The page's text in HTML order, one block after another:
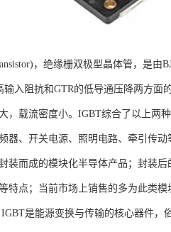
，绝缘栅双极型晶体管，是
入阻抗和GTR的低导通压降两方
，载流密度小。IGBT综合了以上两
器、开关电源、照明电路、牵引传
装而成的模块化半导体产品；封装
特点；当前市场上销售的多为此类
是能源变换与传输的核心器件，